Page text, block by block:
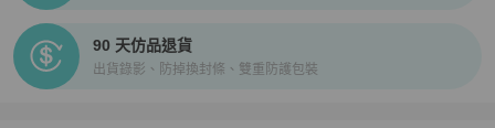
90 天仿品退貨
出貨錄影、防掉換封條、雙重防護包裝